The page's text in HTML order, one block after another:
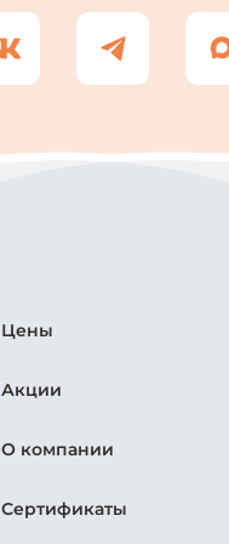
Цены
Акции
О компании
Сертификаты